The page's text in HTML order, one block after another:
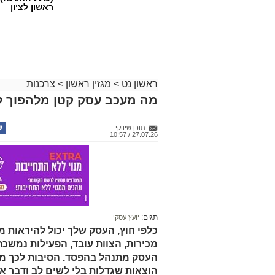
קרדיט תמונה בוסט מדיה
מהו שמאי מקרקעין ומה
שמאי מקרקעין הוא בעל מקצוע המחזיק
שבמשרד המשפטים, לאחר שעמד בהצלחה
לימודים, בחינות מקצועיות מחמירות
לקבוע את שוויו של נכס באופן
התכנוני, המשפטי והפיזי של הנכס,
ובדיקת מכלול הנתונים המשפיעים על
ראשון לציון
ראשון נט > מגזין ראשון > צרכנות
מה מעכב עסק קטן מלהפוך
תוכן שיווקי
27.07.26 / 10:57
תגים: יועץ עסקי
כלפי חוץ, העסק שלך יכול להיראות
מכירות, הצוות עובד, הפעילות
העסק מתנהל בהפסד. הסיבות לכך
הוצאות שגדלות בלי לשים לב ודבר